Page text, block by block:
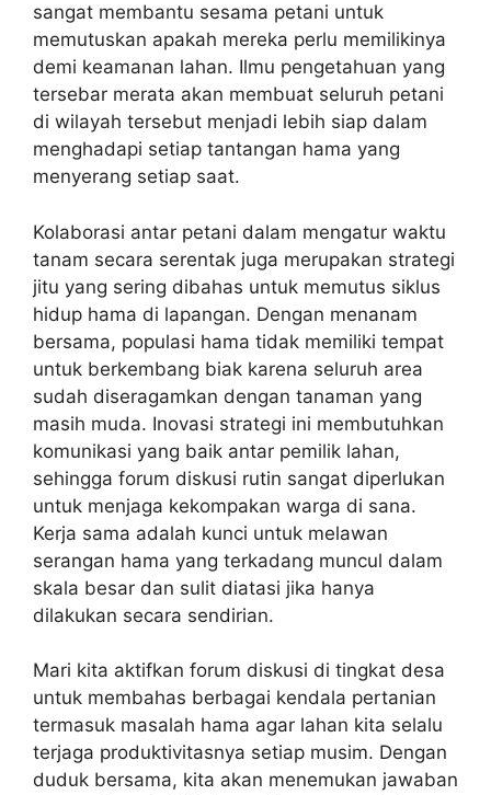
sangat membantu sesama petani untuk
memutuskan apakah mereka perlu memilikinya
demi keamanan lahan. Ilmu pengetahuan yang
tersebar merata akan membuat seluruh petani
di wilayah tersebut menjadi lebih siap dalam
menghadapi setiap tantangan hama yang
menyerang setiap saat.
Kolaborasi antar petani dalam mengatur waktu
tanam secara serentak juga merupakan strategi
jitu yang sering dibahas untuk memutus siklus
hidup hama di lapangan. Dengan menanam
bersama, populasi hama tidak memiliki tempat
untuk berkembang biak karena seluruh area
sudah diseragamkan dengan tanaman yang
masih muda. Inovasi strategi ini membutuhkan
komunikasi yang baik antar pemilik lahan,
sehingga forum diskusi rutin sangat diperlukan
untuk menjaga kekompakan warga di sana.
Kerja sama adalah kunci untuk melawan
serangan hama yang terkadang muncul dalam
skala besar dan sulit diatasi jika hanya
dilakukan secara sendirian.
Mari kita aktifkan forum diskusi di tingkat desa
untuk membahas berbagai kendala pertanian
termasuk masalah hama agar lahan kita selalu
terjaga produktivitasnya setiap musim. Dengan
duduk bersama, kita akan menemukan jawaban